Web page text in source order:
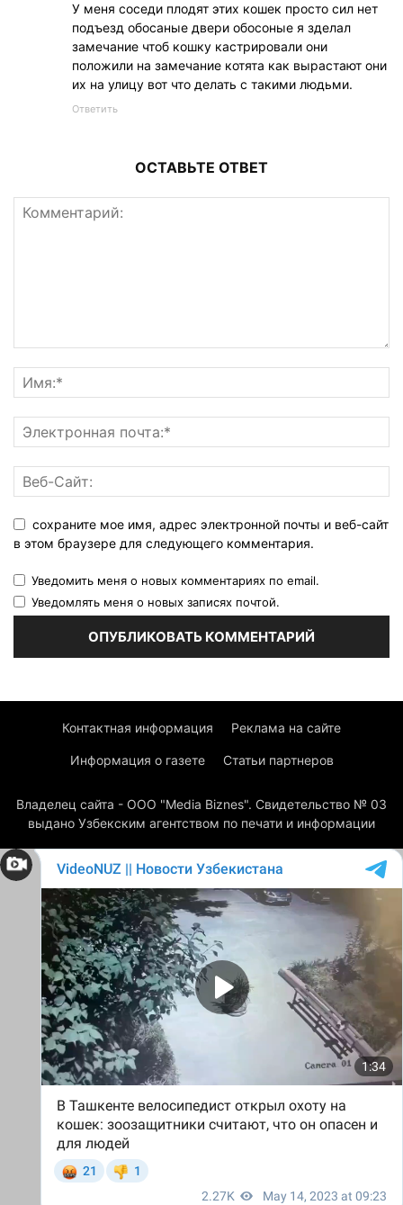
У меня соседи плодят этих кошек просто сил нет
подъезд обосаные двери обосоные я зделал
замечание чтоб кошку кастрировали они
положили на замечание котята как вырастают они
их на улицу вот что делать с такими людьми.
Ответить
ОСТАВЬТЕ ОТВЕТ
сохраните мое имя, адрес электронной почты и веб-сайт
в этом браузере для следующего комментария.
Уведомить меня о новых комментариях по email.
Уведомлять меня о новых записях почтой.
Контактная информация Реклама на сайте
Информация о газете Статьи партнеров
Владелец сайта - ООО "Media Biznes". Свидетельство № 03
выдано Узбекским агентством по печати и информации